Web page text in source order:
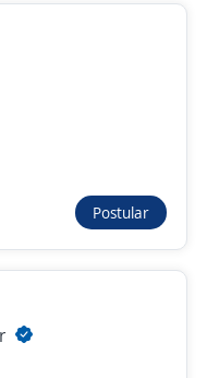
Promotor de
Postular